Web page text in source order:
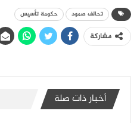
تحالف صمود حكومة تأسيس
مشاركة
أخبار ذات صلة